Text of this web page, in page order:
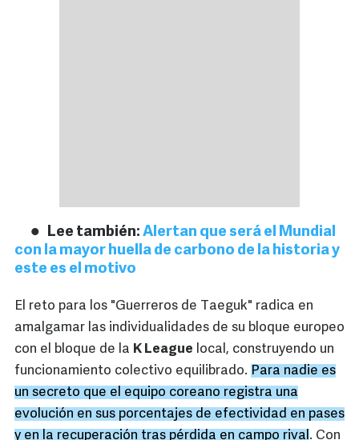
Lee también: Alertan que será el Mundial
con la mayor huella de carbono de la historia y
este es el motivo
El reto para los "Guerreros de Taeguk" radica en
amalgamar las individualidades de su bloque europeo
con el bloque de la K League local, construyendo un
funcionamiento colectivo equilibrado. Para nadie es
un secreto que el equipo coreano registra una
evolución en sus porcentajes de efectividad en pases
y en la recuperación tras pérdida en campo rival. Con